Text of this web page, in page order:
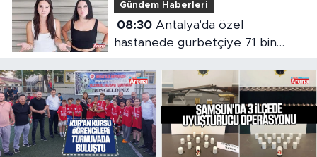
Gündem Haberleri
08:30Antalya'da özel
hastanede gurbetçiye 71 bin
liralık fatura